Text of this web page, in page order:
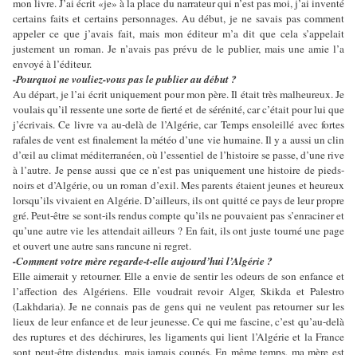
mon livre. J’ai écrit «je» à la place du narrateur qui n’est pas moi, j’ai inventé
certains faits et certains personnages. Au début, je ne savais pas comment
appeler ce que j’avais fait, mais mon éditeur m’a dit que cela s’appelait
justement un roman. Je n’avais pas prévu de le publier, mais une amie l’a
envoyé à l’éditeur.
-Pourquoi ne vouliez-vous pas le publier au début ?
Au départ, je l’ai écrit uniquement pour mon père. Il était très malheureux. Je
voulais qu’il ressente une sorte de fierté et de sérénité, car c’était pour lui que
j’écrivais. Ce livre va au-delà de l’Algérie, car Temps ensoleillé avec fortes
rafales de vent est finalement la météo d’une vie humaine. Il y a aussi un clin
d’œil au climat méditerranéen, où l’essentiel de l’histoire se passe, d’une rive
à l’autre. Je pense aussi que ce n’est pas uniquement une histoire de pieds-
noirs et d’Algérie, ou un roman d’exil. Mes parents étaient jeunes et heureux
lorsqu’ils vivaient en Algérie. D’ailleurs, ils ont quitté ce pays de leur propre
gré. Peut-être se sont-ils rendus compte qu’ils ne pouvaient pas s’enraciner et
qu’une autre vie les attendait ailleurs ? En fait, ils ont juste tourné une page
et ouvert une autre sans rancune ni regret.
-Comment votre mère regarde-t-elle aujourd’hui l’Algérie ?
Elle aimerait y retourner. Elle a envie de sentir les odeurs de son enfance et
l’affection des Algériens. Elle voudrait revoir Alger, Skikda et Palestro
(Lakhdaria). Je ne connais pas de gens qui ne veulent pas retourner sur les
lieux de leur enfance et de leur jeunesse. Ce qui me fascine, c’est qu’au-delà
des ruptures et des déchirures, les ligaments qui lient l’Algérie et la France
sont peut-être distendus, mais jamais coupés. En même temps, ma mère est